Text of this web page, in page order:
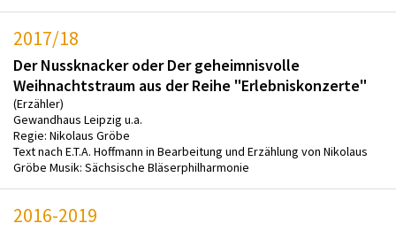
2017/18
Der Nussknacker oder Der geheimnisvolle
Weihnachtstraum aus der Reihe "Erlebniskonzerte"
(Erzähler)
Gewandhaus Leipzig u.a.
Regie: Nikolaus Gröbe
Text nach E.T.A. Hoffmann in Bearbeitung und Erzählung von Nikolaus
Gröbe Musik: Sächsische Bläserphilharmonie
2016-2019